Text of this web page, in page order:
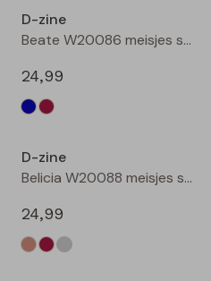
D-zine
Beate W20086 meisjes sweatshirt Marine
24,99
D-zine
Belicia W20088 meisjes sweatshirt Ecru melee
24,99